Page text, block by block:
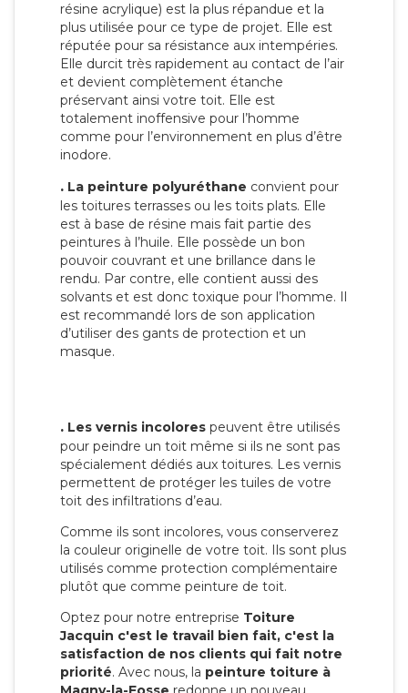
résine acrylique) est la plus répandue et la
plus utilisée pour ce type de projet. Elle est
réputée pour sa résistance aux intempéries.
Elle durcit très rapidement au contact de l’air
et devient complètement étanche
préservant ainsi votre toit. Elle est
totalement inoffensive pour l’homme
comme pour l’environnement en plus d’être
inodore.
. La peinture polyuréthane convient pour
les toitures terrasses ou les toits plats. Elle
est à base de résine mais fait partie des
peintures à l’huile. Elle possède un bon
pouvoir couvrant et une brillance dans le
rendu. Par contre, elle contient aussi des
solvants et est donc toxique pour l’homme. Il
est recommandé lors de son application
d’utiliser des gants de protection et un
masque.
. Les vernis incolores peuvent être utilisés
pour peindre un toit même si ils ne sont pas
spécialement dédiés aux toitures. Les vernis
permettent de protéger les tuiles de votre
toit des infiltrations d’eau.
Comme ils sont incolores, vous conserverez
la couleur originelle de votre toit. Ils sont plus
utilisés comme protection complémentaire
plutôt que comme peinture de toit.
Optez pour notre entreprise Toiture
Jacquin c'est le travail bien fait, c'est la
satisfaction de nos clients qui fait notre
priorité. Avec nous, la peinture toiture à